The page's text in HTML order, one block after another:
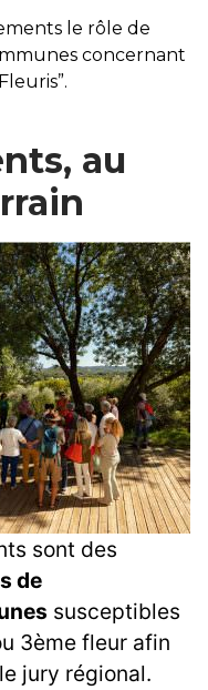
le rôle de
concernant
au
sont des
de
susceptibles
3ème fleur afin
jury régional.